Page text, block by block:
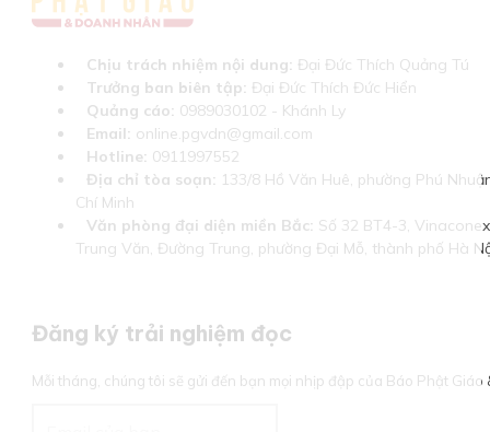
Chịu trách nhiệm nội dung: Đại Đức Thích Quảng Tú
Trưởng ban biên tập: Đại Đức Thích Đức Hiển
Quảng cáo: 0989030102 - Khánh Ly
Email: online.pgvdn@gmail.com
Hotline: 0911997552
Địa chỉ tòa soạn: 133/8 Hồ Văn Huê, phường Phú
Chí Minh
Văn phòng đại diện miền Bắc: Số 32 BT4-3,
Trung Văn, Đường Trung, phường Đại Mỗ, thành phố Hà
Đăng ký trải nghiệm đọc
Mỗi tháng, chúng tôi sẽ gửi đến bạn mọi nhịp đập của Báo Phật Giáo